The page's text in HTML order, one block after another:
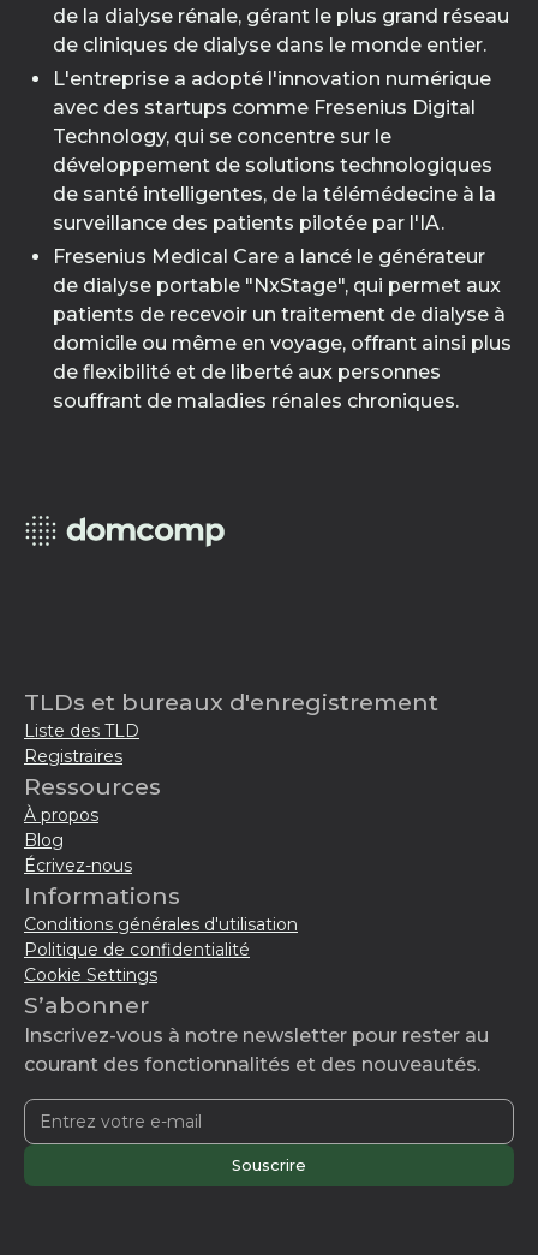
de la dialyse rénale, gérant le plus grand réseau
de cliniques de dialyse dans le monde entier.
L'entreprise a adopté l'innovation numérique
avec des startups comme Fresenius Digital
Technology, qui se concentre sur le
développement de solutions technologiques
de santé intelligentes, de la télémédecine à la
surveillance des patients pilotée par l'IA.
Fresenius Medical Care a lancé le générateur
de dialyse portable "NxStage", qui permet aux
patients de recevoir un traitement de dialyse à
domicile ou même en voyage, offrant ainsi plus
de flexibilité et de liberté aux personnes
souffrant de maladies rénales chroniques.
TLDs et bureaux d'enregistrement
Liste des TLD
Registraires
Ressources
À propos
Blog
Écrivez-nous
Informations
Conditions générales d'utilisation
Politique de confidentialité
Cookie Settings
S’abonner
Inscrivez-vous à notre newsletter pour rester au
courant des fonctionnalités et des nouveautés.